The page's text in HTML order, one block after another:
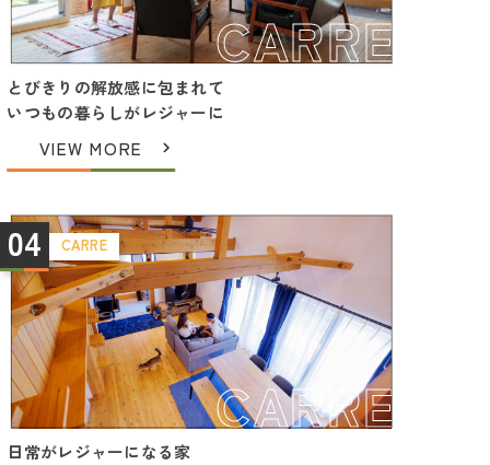
CARRE
とびきりの解放感に包まれて
いつもの暮らしがレジャーに
VIEW MORE
04 CARRE
CARRE
日常がレジャーになる家